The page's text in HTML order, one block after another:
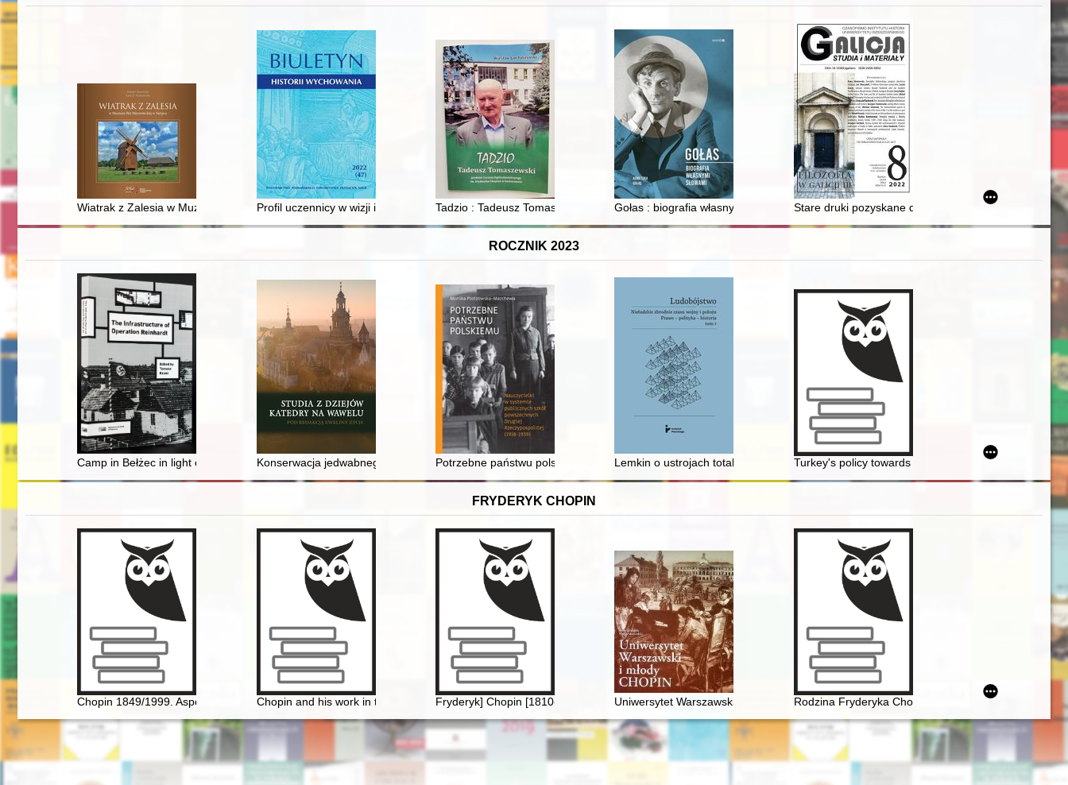
Wiatrak z Zalesia w Muzeum Wsi Mazowieckiej w SierpcuProfil uczennicy w wizji i ocenie założycielek Szkoły Domowej Pracy Kobiet
Tadzio : Tadeusz Tomaszewski : profesor Liceum Ogólnokształcącego im. Fryderyka Chopina w Sochaczewie
Gołas : biografia własnymi słowami Stare druki pozyskane do Biblioteki Książąt
ROCZNIK 2023
Camp in Bełżec in light of witness accounts and archaeological researchKonserwacja jedwabnego obicia ze ścian kapitularza Archiwum Krakowskiej Kapituły Katedralnej : strategia zarządzania projektem ochrony
Potrzebne państwu polskiemu" : nauczycielki w systemie publicznych szkół powszechnych Drugiej Rzeczypospolitej (1918-
Lemkin o ustrojach totalitarnych i ich prawie karnym (1926-1938)
Turkey's policy towards the Balkans during the Cold
FRYDERYK CHOPIN
Chopin 1849/1999. Aspekte der Rezeptions- und Interpretationsgeschichte
Chopin and his work in the context of culture. Vol 1
Fryderyk] Chopin [1810-1849] Uniwersytet Warszawski i młody ChopinRodzina Fryderyka Chopina